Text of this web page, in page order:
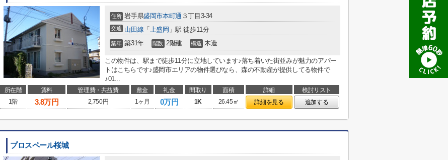
住所 岩手県盛岡市本町通 ３丁目3-34
交通 山田線 「 上盛岡 」駅 徒歩11分
築年 築31年 階数 2階建 構造 木造
この物件は、駅まで徒歩11分に立地しています♪落ち着いた街並みが魅力のアパー
トはこちらです♪盛岡市エリアの物件選びなら、森の不動産が提供してる物件で
♪01...
所在階 賃料 管理費・共益費 敷金 礼金 間取り 面積 詳細
検討リスト
1階
3.8万円 2,750円 1ヶ月 0万円 1K 26.45㎡ 詳細を見る 追加する
プロスペール桜城